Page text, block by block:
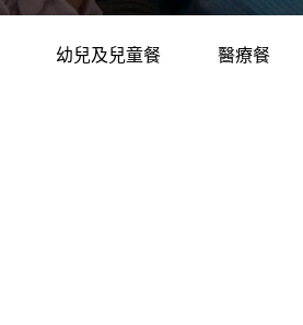
幼兒及兒童餐 醫療餐